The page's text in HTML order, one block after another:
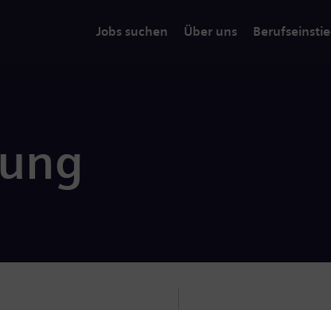
Jobs suchen Über uns